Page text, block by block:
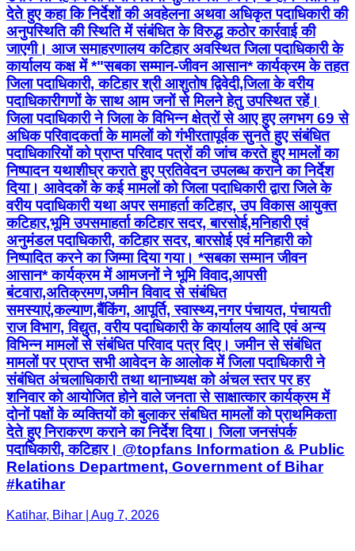
देते हुए कहा कि निर्देशों की अवहेलना अथवा अधिकृत पदाधिकारी की
अनुपस्थिति की स्थिति में संबंधित के विरुद्ध कठोर कार्रवाई की
जाएगी। आज समाहरणालय कटिहार अवस्थित जिला पदाधिकारी के
कार्यालय कक्ष में *"सबका सम्मान-जीवन आसान* कार्यक्रम के तहत
जिला पदाधिकारी, कटिहार श्री आशुतोष द्विवेदी,जिला के वरीय
पदाधिकारीगणों के साथ आम जनों से मिलने हेतु उपस्थित रहें।
जिला पदाधिकारी ने जिला के विभिन्न क्षेत्रों से आए हुए लगभग 69 से
अधिक परिवादकर्ता के मामलों को गंभीरतापूर्वक सुनते हुए संबंधित
पदाधिकारियों को प्राप्त परिवाद पत्रों की जांच करते हुए मामलों का
निष्पादन यथाशीघ्र कराते हुए प्रतिवेदन उपलब्ध कराने का निर्देश
दिया। आवेदकों के कई मामलों को जिला पदाधिकारी द्वारा जिले के
वरीय पदाधिकारी यथा अपर समाहर्ता कटिहार, उप विकास आयुक्त
कटिहार,भूमि उपसमाहर्ता कटिहार सदर, बारसोई,मनिहारी एवं
अनुमंडल पदाधिकारी, कटिहार सदर, बारसोई एवं मनिहारी को
निष्पादित करने का जिम्मा दिया गया। *सबका सम्मान जीवन
आसान* कार्यक्रम में आमजनों ने भूमि विवाद,आपसी
बंटवारा,अतिक्रमण,जमीन विवाद से संबंधित
समस्याएं,कल्याण,बैंकिंग, आपूर्ति, स्वास्थ्य,नगर पंचायत, पंचायती
राज विभाग, विद्युत, वरीय पदाधिकारी के कार्यालय आदि एवं अन्य
विभिन्न मामलों से संबंधित परिवाद पत्र दिए। जमीन से संबंधित
मामलों पर प्राप्त सभी आवेदन के आलोक में जिला पदाधिकारी ने
संबंधित अंचलाधिकारी तथा थानाध्यक्ष को अंचल स्तर पर हर
शनिवार को आयोजित होने वाले जनता से साक्षात्कार कार्यक्रम में
दोनों पक्षों के व्यक्तियों को बुलाकर संबधित मामलों को प्राथमिकता
देते हुए निराकरण कराने का निर्देश दिया। जिला जनसंपर्क
पदाधिकारी, कटिहार। @topfans Information & Public
Relations Department, Government of Bihar
#katihar
Katihar, Bihar | Aug 7, 2026